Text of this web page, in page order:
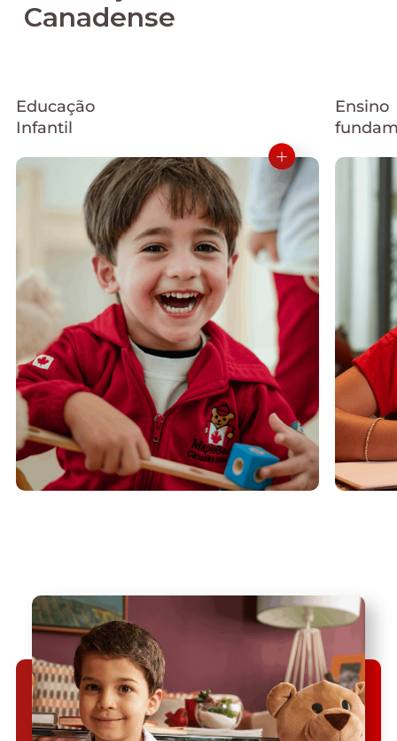
Canadense
Educação
Infantil
Ensino